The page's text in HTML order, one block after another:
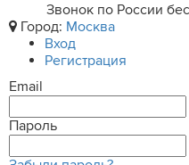
Звонок по России
Город: Москва
Вход
Регистрация
Email
Пароль